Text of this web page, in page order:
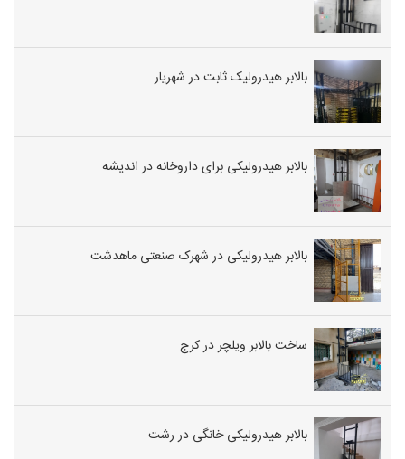
بالابر هیدرولیک ثابت در شهریار
بالابر هیدرولیکی برای داروخانه در اندیشه
بالابر هیدرولیکی در شهرک صنعتی ماهدشت
ساخت بالابر ویلچر در کرج
بالابر هیدرولیکی خانگی در رشت